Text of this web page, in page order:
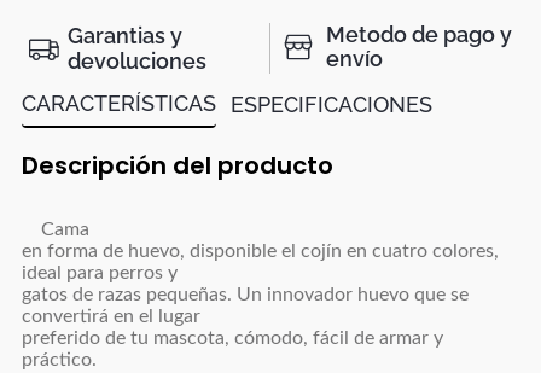
Garantias y
devoluciones
Metodo de pago y
envío
CARACTERÍSTICAS
ESPECIFICACIONES
Descripción del producto
Cama
en forma de huevo, disponible el cojín en cuatro colores,
ideal para perros y
gatos de razas pequeñas. Un innovador huevo que se
convertirá en el lugar
preferido de tu mascota, cómodo, fácil de armar y
práctico.